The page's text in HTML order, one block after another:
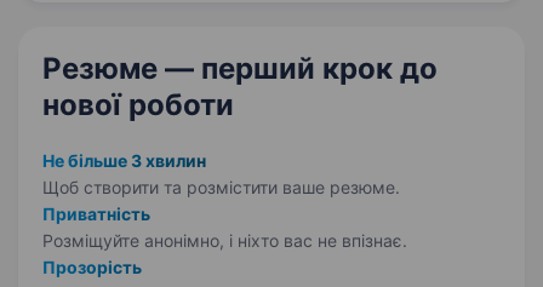
Резюме — перший крок до
нової роботи
Не більше 3 хвилин
Щоб створити та розмістити ваше резюме.
Приватність
Розміщуйте анонімно, і ніхто вас не впізнає.
Прозорість